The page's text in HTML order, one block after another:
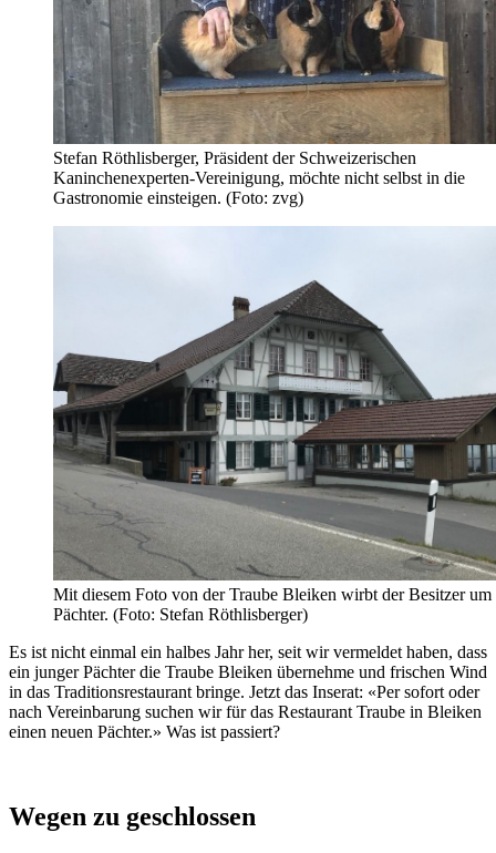
Stefan Röthlisberger, Präsident der Schweizerischen
Kaninchenexperten-Vereinigung, möchte nicht selbst in die
Gastronomie einsteigen. (Foto: zvg)
Mit diesem Foto von der Traube Bleiken wirbt der Besitzer um
Pächter. (Foto: Stefan Röthlisberger)
Es ist nicht einmal ein halbes Jahr her, seit wir vermeldet haben, dass
ein junger Pächter die Traube Bleiken übernehme und frischen Wind
in das Traditionsrestaurant bringe. Jetzt das Inserat: «Per sofort oder
nach Vereinbarung suchen wir für das Restaurant Traube in Bleiken
einen neuen Pächter.» Was ist passiert?
Wegen zu geschlossen